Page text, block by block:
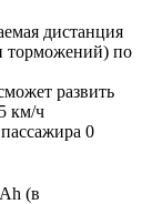
дистанция
торможений) по
развить
км/ч
0
(в